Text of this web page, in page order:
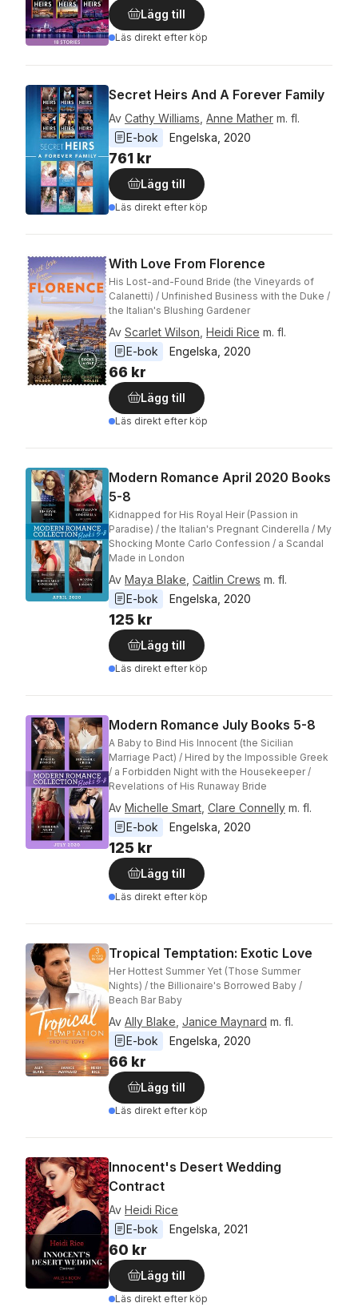
Lägg till
Läs direkt efter köp
Secret Heirs And A Forever Family
Av Cathy Williams Anne Mather m. fl.
E-bok
Engelska 2020
761 kr
Lägg till
Läs direkt efter köp
With Love From Florence
His Lost-and-Found Bride (the Vineyards of
Calanetti) / Unfinished Business with the Duke /
the Italian's Blushing Gardener
Av Scarlet Wilson, Heidi Rice m. fl.
E-bok
Engelska, 2020
66 kr
Lägg till
Läs direkt efter köp
Modern Romance April 2020 Books
5-8
Kidnapped for His Royal Heir (Passion in
Paradise) / the Italian's Pregnant Cinderella / My
Shocking Monte Carlo Confession / a Scandal
Made in London
Av Maya Blake, Caitlin Crews m. fl.
E-bok
Engelska, 2020
125 kr
Lägg till
Läs direkt efter köp
Modern Romance July Books 5-8
A Baby to Bind His Innocent (the Sicilian
Marriage Pact) / Hired by the Impossible Greek
/ a Forbidden Night with the Housekeeper /
Revelations of His Runaway Bride
Av Michelle Smart, Clare Connelly m. fl.
E-bok
Engelska, 2020
125 kr
Lägg till
Läs direkt efter köp
Tropical Temptation: Exotic Love
Her Hottest Summer Yet (Those Summer
Nights) / the Billionaire's Borrowed Baby /
Beach Bar Baby
Av Ally Blake, Janice Maynard m. fl.
E-bok
Engelska, 2020
66 kr
Lägg till
Läs direkt efter köp
Innocent's Desert Wedding
Contract
Av Heidi Rice
E-bok
Engelska, 2021
60 kr
Lägg till
Läs direkt efter köp